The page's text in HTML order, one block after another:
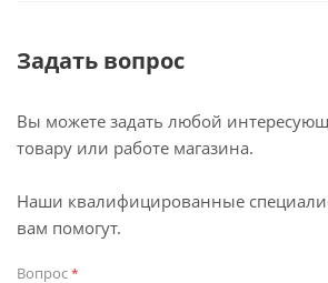
Задать вопрос
Вы можете задать любой
товару или работе магазина.
Наши квалифицированные
вам помогут.
Вопрос*